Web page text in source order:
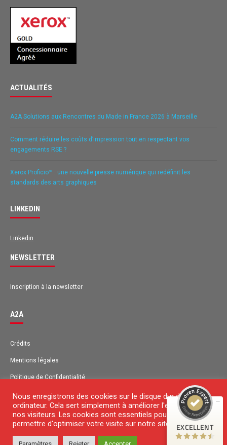
ACTUALITÉS
A2A Solutions aux Rencontres du Made in France 2026 à Marseille
Comment réduire les coûts d’impression tout en respectant vos
engagements RSE ?
Xerox Proficio™ : une nouvelle presse numérique qui redéfinit les
standards des arts graphiques
LINKEDIN
Linkedin
NEWSLETTER
Inscription à la newsletter
A2A
Crédits
Mentions légales
Politique de Confidentialité
Plan du site
Contact
Nous enregistrons des cookies sur le disque dur de votre
ordinateur. Cela sert simplement à améliorer l'expérience de
nos visiteurs. Les cookies sont essentiels pour nous
permettre d'optimiser votre visite sur notre site Web.EXCELLENT
131
Avis sur
ProvenExpert.com
42
Avis de 1 autre source